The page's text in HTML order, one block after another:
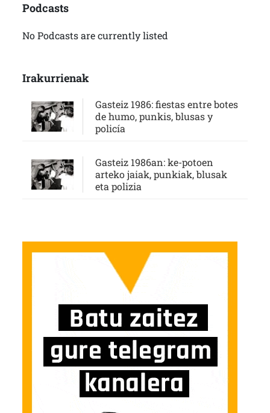
Podcasts
No Podcasts are currently listed
Irakurrienak
Gasteiz 1986: fiestas entre botes
de humo, punkis, blusas y
policía
Gasteiz 1986an: ke-potoen
arteko jaiak, punkiak, blusak
eta polizia